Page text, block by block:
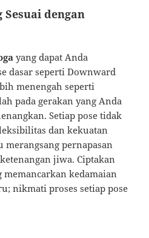
dengan
yang dapat Anda
dasar seperti Downward
menengah seperti
pada gerakan yang Anda
Setiap pose tidak
dan kekuatan
pernapasan
jiwa. Ciptakan
kedamaian
nikmati proses setiap pose